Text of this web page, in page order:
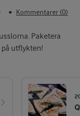
• Kommentarer (0)
Paketera
på utflykten!